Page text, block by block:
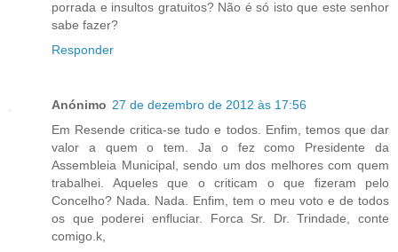
porrada e insultos gratuitos? Não é só isto que este senhor
sabe fazer?
Responder
Anónimo 27 de dezembro de 2012 às 17:56
Em Resende critica-se tudo e todos. Enfim, temos que dar
valor a quem o tem. Ja o fez como Presidente da
Assembleia Municipal, sendo um dos melhores com quem
trabalhei. Aqueles que o criticam o que fizeram pelo
Concelho? Nada. Nada. Enfim, tem o meu voto e de todos
os que poderei enfluciar. Forca Sr. Dr. Trindade, conte
comigo.k,